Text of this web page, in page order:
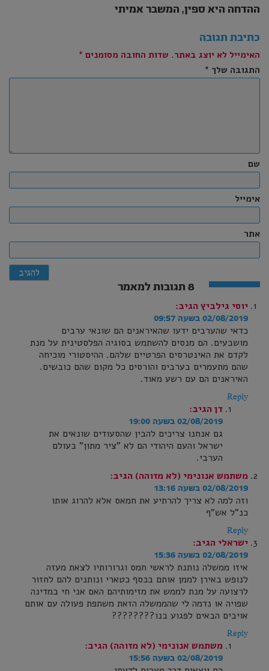
ההדחה היא ספין, המשבר אמיתי
כתיבת תגובה
האימייל לא יוצג באתר. שדות החובה מסומנים *
התגובה שלך *
שם
אימייל
אתר
יוסי גילביץ הגיב:
02/08/2019 בשעה 09:57
כדאי שהערבים ידעו שהאיראנים הם שונאי ערבים
מושבעים. הם מנסים להשתמש בסוגיה הפלסטינית על מנת
לקדם את האינטרסים הפרטיים שלהם. ההיסטורי מוכיחה
שהם מתעמרים בערבים והורסים כל מקום שהם כובשים.
האיראנים הם עם רשע מאוד.
Reply
דן הגיב:
02/08/2019 בשעה 19:00
גם אנחנו צריכים להבין שהסעודים שונאים את
ישראל והעם היהודי הם לא "ציר מתון" בעולם
הערבי.
משתמש אנונימי (לא מזוהה) הגיב:
02/08/2019 בשעה 13:16
וזה למה לא צריך להרתיע את חמאס אלא להרוג אותו
כנ"ל אש"ף
Reply
ישראלי הגיב:
02/08/2019 בשעה 15:36
איזו ממשלה נותנת לראשי חמס וגרורותיו לצאת מעזה
לנופש באירן לממן אותם בכסף כטארי ונותנים להם לחזור
לרצועה על מנת לממש את מזימותיהם האם אני חי במדינה
שפויה או נדמה לי שהממשלה הזאת משתפת פעולה עם אותם
אויבים הבאים לפגוע בנו????????
Reply
משתמש אנונימי (לא מזוהה) הגיב:
02/08/2019 בשעה 15:56